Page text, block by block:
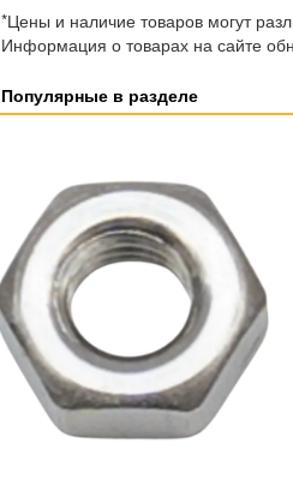
*Цены и наличие товаров могут
Информация о товарах на сайте
Популярные в разделе